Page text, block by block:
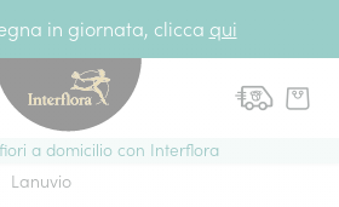
in giornata, clicca qui
a domicilio con Interflora
Lanuvio